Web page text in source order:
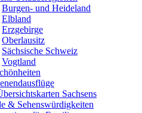
Burgen- und Heideland
Elbland
Erzgebirge
Oberlausitz
Sächsische Schweiz
Vogtland
Sachsens
& Sehenswürdigkeiten